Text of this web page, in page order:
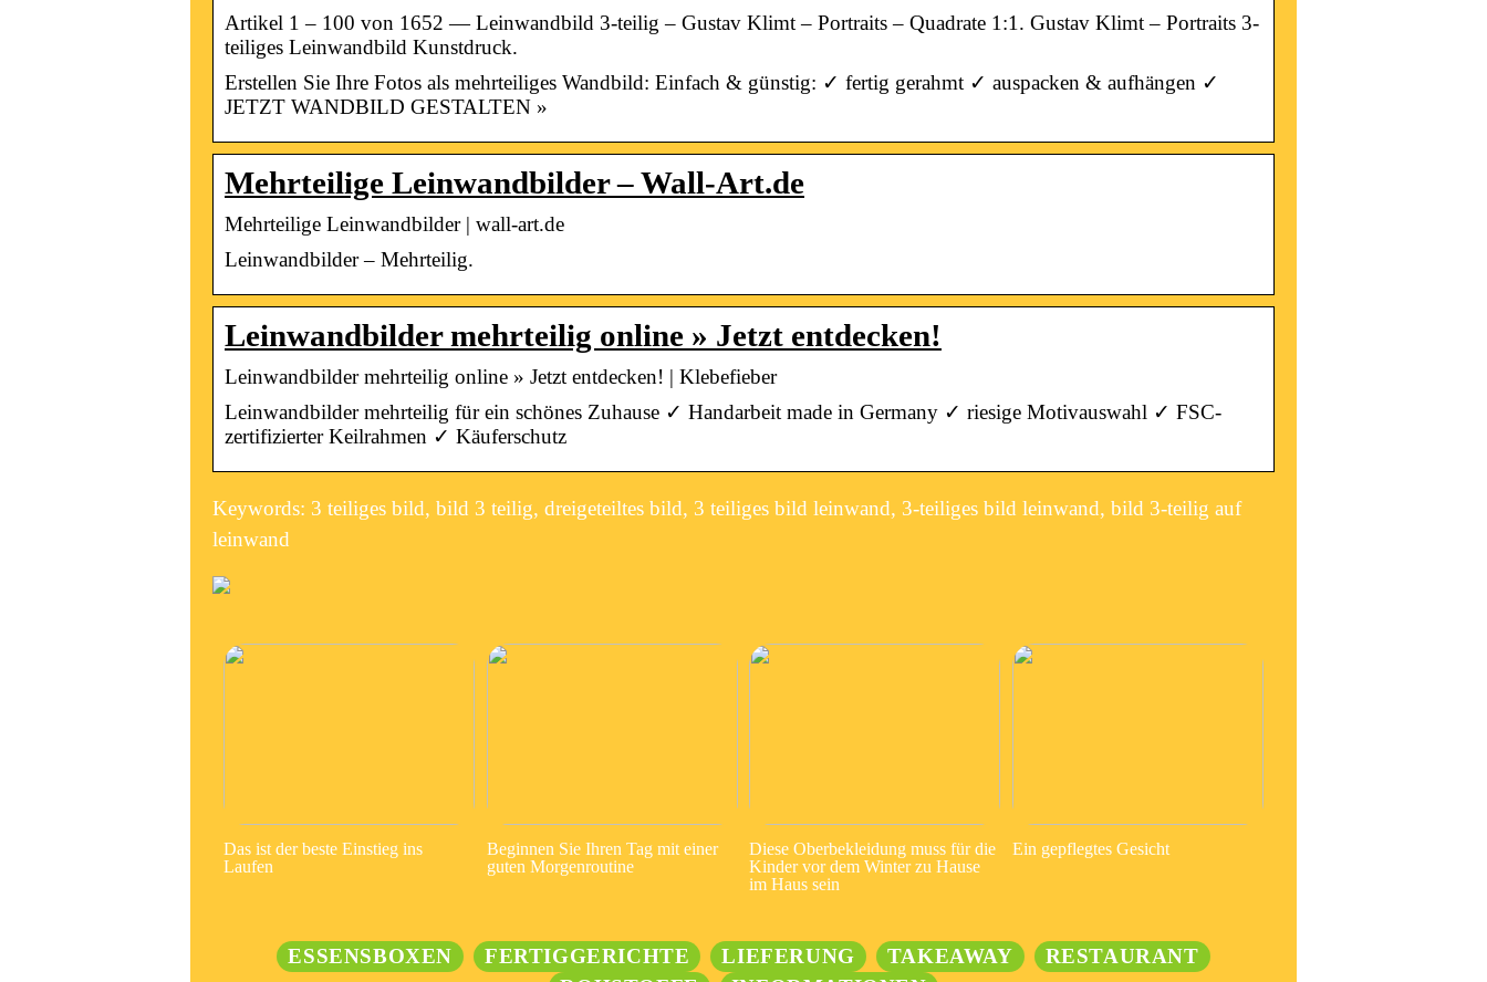
Artikel 1 – 100 von 1652 — Leinwandbild 3-teilig – Gustav Klimt – Portraits – Quadrate 1:1. Gustav Klimt – Portraits 3-
teiliges Leinwandbild Kunstdruck.
Erstellen Sie Ihre Fotos als mehrteiliges Wandbild: Einfach & günstig: ✓ fertig gerahmt ✓ auspacken & aufhängen ✓
JETZT WANDBILD GESTALTEN »
Mehrteilige Leinwandbilder – Wall-Art.de
Mehrteilige Leinwandbilder | wall-art.de
Leinwandbilder – Mehrteilig.
Leinwandbilder mehrteilig online » Jetzt entdecken!
Leinwandbilder mehrteilig online » Jetzt entdecken! | Klebefieber
Leinwandbilder mehrteilig für ein schönes Zuhause ✓ Handarbeit made in Germany ✓ riesige Motivauswahl ✓ FSC-
zertifizierter Keilrahmen ✓ Käuferschutz
Keywords: 3 teiliges bild, bild 3 teilig, dreigeteiltes bild, 3 teiliges bild leinwand, 3-teiliges bild leinwand, bild 3-teilig auf
leinwand
Das ist der beste Einstieg ins
Laufen
Beginnen Sie Ihren Tag mit einer
guten Morgenroutine
Diese Oberbekleidung muss für die
Kinder vor dem Winter zu Hause
im Haus sein
Ein gepflegtes Gesicht
ESSENSBOXEN FERTIGGERICHTE LIEFERUNG TAKEAWAY
RESTAURANT